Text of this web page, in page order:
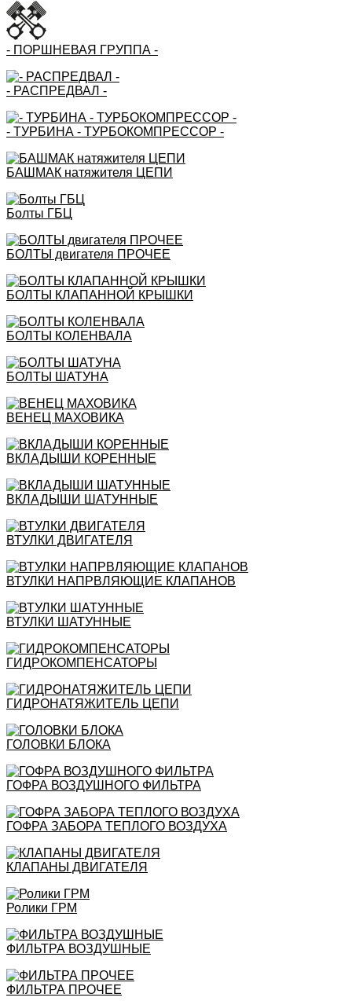
- ПОРШНЕВАЯ ГРУППА -
- РАСПРЕДВАЛ -
- ТУРБИНА - ТУРБОКОМПРЕССОР -
БАШМАК натяжителя ЦЕПИ
Болты ГБЦ
БОЛТЫ двигателя ПРОЧЕЕ
БОЛТЫ КЛАПАННОЙ КРЫШКИ
БОЛТЫ КОЛЕНВАЛА
БОЛТЫ ШАТУНА
ВЕНЕЦ МАХОВИКА
ВКЛАДЫШИ КОРЕННЫЕ
ВКЛАДЫШИ ШАТУННЫЕ
ВТУЛКИ ДВИГАТЕЛЯ
ВТУЛКИ НАПРВЛЯЮЩИЕ КЛАПАНОВ
ВТУЛКИ ШАТУННЫЕ
ГИДРОКОМПЕНСАТОРЫ
ГИДРОНАТЯЖИТЕЛЬ ЦЕПИ
ГОЛОВКИ БЛОКА
ГОФРА ВОЗДУШНОГО ФИЛЬТРА
ГОФРА ЗАБОРА ТЕПЛОГО ВОЗДУХА
КЛАПАНЫ ДВИГАТЕЛЯ
Ролики ГРМ
ФИЛЬТРА ВОЗДУШНЫЕ
ФИЛЬТРА ПРОЧЕЕ